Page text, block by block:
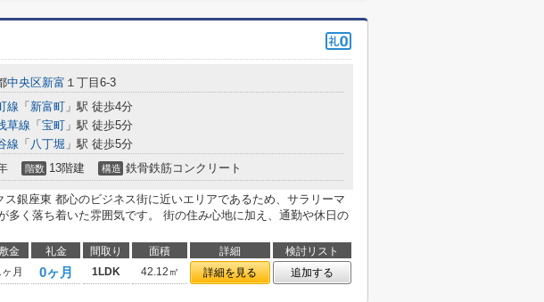
中央区新富 １丁目6-3
線 「 新富町 」駅 徒歩4分
草線 「 宝町 」駅 徒歩5分
線 「 八丁堀 」駅 徒歩5分
階数 13階建 構造 鉄骨鉄筋コンクリート
ス銀座東 都心のビジネス街に近いエリアであるため、サラリーマ
多く落ち着いた雰囲気です。 街の住み心地に加え、通勤や休日の
金 礼金 間取り 面積 詳細
検討リスト
月 0ヶ月 1LDK 42.12㎡ 詳細を見る 追加する